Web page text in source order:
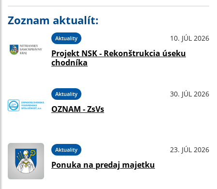
Zoznam aktualít:
Aktuality 10. JÚL 2026
Projekt NSK - Rekonštrukcia úseku
chodníka
Aktuality 30. JÚL 2026
OZNAM - ZsVs
Aktuality 23. JÚL 2026
Ponuka na predaj majetku